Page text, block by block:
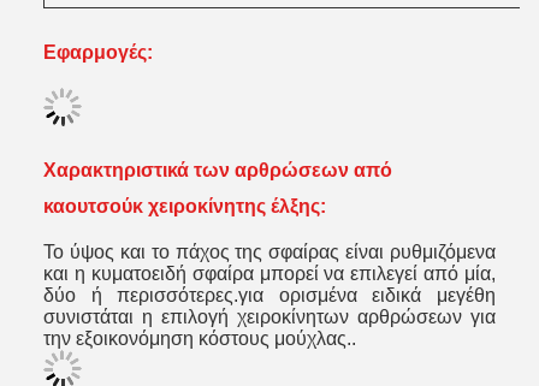
Εφαρμογές:
Χαρακτηριστικά των αρθρώσεων από
καουτσούκ χειροκίνητης έλξης:
Το ύψος και το πάχος της σφαίρας είναι ρυθμιζόμενα
και η κυματοειδή σφαίρα μπορεί να επιλεγεί από μία,
δύο ή περισσότερες.για ορισμένα ειδικά μεγέθη
συνιστάται η επιλογή χειροκίνητων αρθρώσεων για
την εξοικονόμηση κόστους μούχλας..